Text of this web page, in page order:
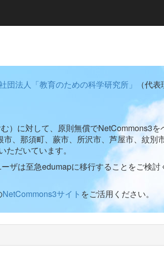
団法人「教育のための科学研究所」
（代
）に対して、原則無償でNetCommons3を
、那須町、蕨市、所沢市、芦屋市、紋別
だいています。
ザは至急edumapに移行することをご検討
NetCommons3サイト をご活用ください。